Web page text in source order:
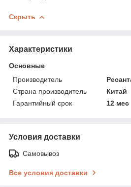
Скрыть
Характеристики
Основные
Производитель
Страна производитель
Китай
Гарантийный срок
12 мес
Условия доставки
Самовывоз
Все условия доставки